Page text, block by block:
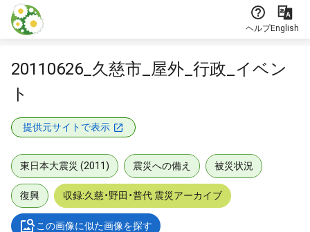
本文に飛ぶ
ヘルプEnglish
20110626_久慈市_屋外_行政_イベン
ト
提供元サイトで表示
東日本大震災 (2011) 震災への備え 被災状況
復興 収録:久慈・野田・普代 震災アーカイブ
この画像に似た画像を探す